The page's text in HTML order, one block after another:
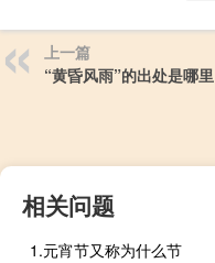
上一篇
“黄昏风雨”的出处是哪里
相关问题
1.元宵节又称为什么节